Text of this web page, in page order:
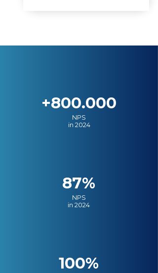
+800.000
NPS
in 2024
87%
NPS
in 2024
100%